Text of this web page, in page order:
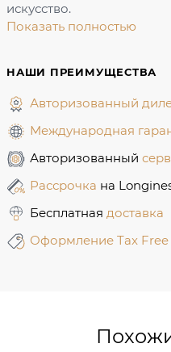
искусство.
Показать полностью
НАШИ ПРЕИМУЩЕСТВА
Авторизованный
Международная
Авторизованный
Рассрочка на
Бесплатная доставка
Оформление Tax Free